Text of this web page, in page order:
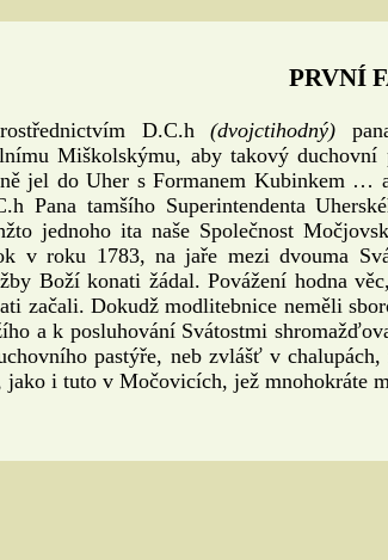
PRVNÍ
D.C.h(dvojctihodný)
Miškolskýmu, aby takový
jel do Uher s Formanem Kubinkem
Pana tamšího Superintendenta
jednoho ita naše Společnost
v roku 1783, na jaře mezi dvouma
Boží konati žádal. Povážení hodna
začali. Dokudž modlitebnice neměli
a k posluhování Svátostmi
pastýře, neb zvlášť v
jako i tuto v Močovicích, jež mnohokráte